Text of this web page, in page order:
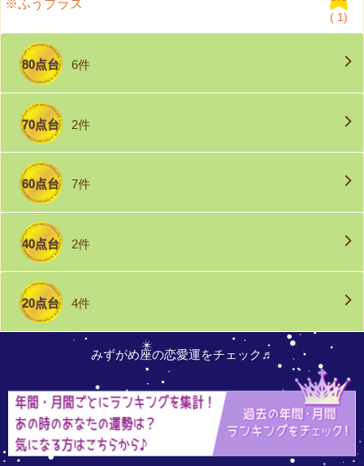
※ふうプラス
( 1)
80点台 6件
70点台 2件
60点台 7件
40点台 2件
20点台 4件
みずがめ座の恋愛運をチェック♬